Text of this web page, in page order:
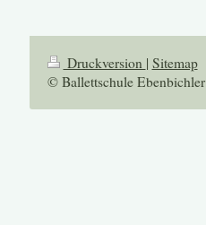
Druckversion | Sitemap
© Ballettschule Ebenbichler